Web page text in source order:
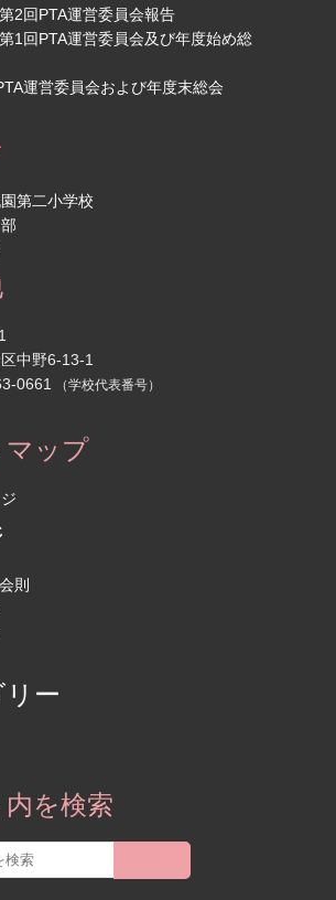
2回PTA運営委員会報告
1回PTA運営委員会及び年度始め総
運営委員会および年度末総会
第二小学校
中野6-13-1
0661
（学校代表番号）
マップ
則
ー
を検索